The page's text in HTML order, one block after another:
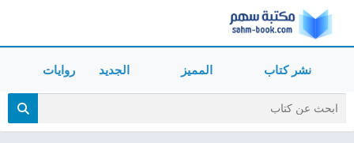
نشر كتاب المميز الجديد روايات